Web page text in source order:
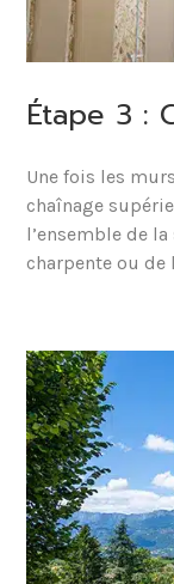
Étape 3 :
Une fois les
chaînage
l’ensemble de
charpente ou de